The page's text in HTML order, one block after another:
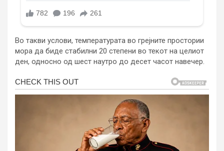
Во такви услови, температурата во грејните простории
мора да биде стабилни 20 степени во текот на целиот
ден, односно од шест наутро до десет часот навечер.